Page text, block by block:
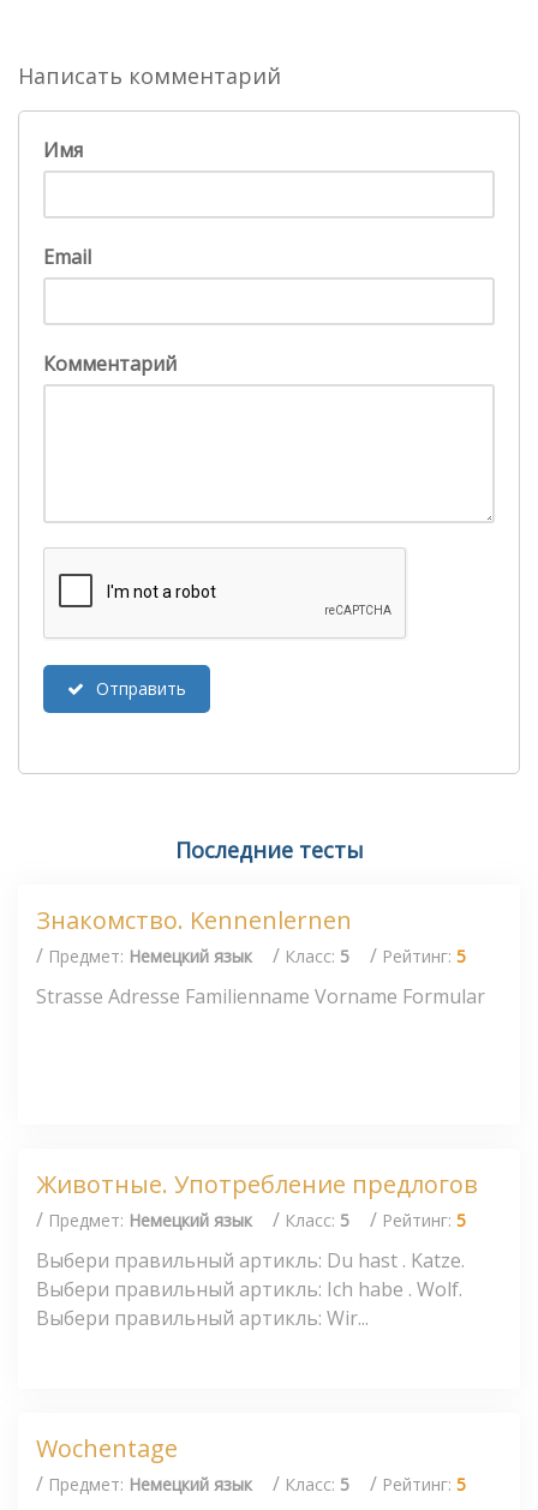
Написать комментарий
Имя
Email
Комментарий
Отправить
Последние тесты
Знакомство. Kennenlernen
/ Предмет: Немецкий язык / Класс: 5 / Рейтинг: 5
Strasse Adresse Familienname Vorname Formular
Животные. Употребление предлогов
/ Предмет: Немецкий язык / Класс: 5 / Рейтинг: 5
Выбери правильный артикль: Du hast . Katze.
Выбери правильный артикль: Ich habe . Wolf.
Выбери правильный артикль: Wir...
Wochentage
/ Предмет: Немецкий язык / Класс: 5 / Рейтинг: 5